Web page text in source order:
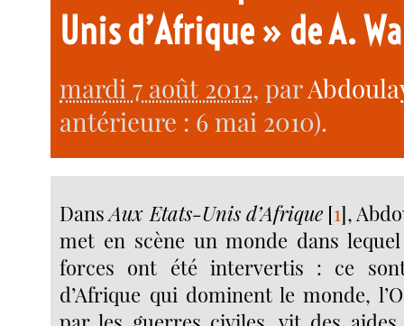
Unis d’Afrique » de A.
mardi 7 août 2012, par
antérieure : 6 mai 2010).
DansAux Etats-Unis d’Afrique[1],
met en scène un monde dans
forces ont été intervertis : ce
d’Afrique qui dominent le monde,